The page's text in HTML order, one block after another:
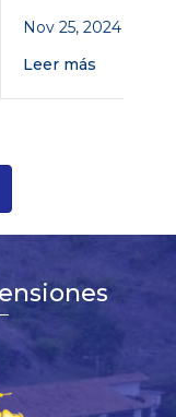
Nov 25, 2024
Leer más